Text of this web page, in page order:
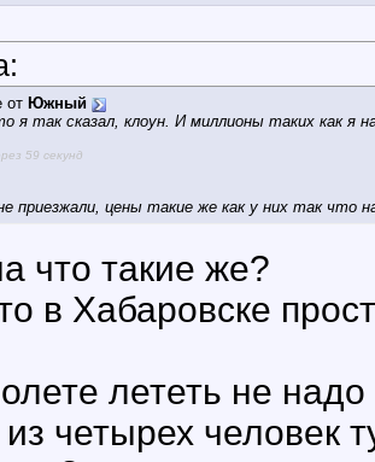
от Южный
я так сказал, клоун. И миллионы таких как я
59 секунд
приезжали, цены такие же как у них так
что такие же?
в Хабаровске
лететь не
четырех человек